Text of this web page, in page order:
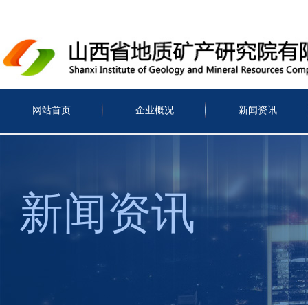
网站首页 企业概况 新闻资讯
新闻资讯